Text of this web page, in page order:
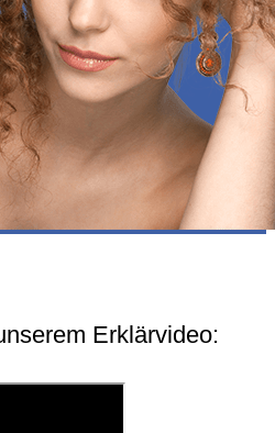
Erklärvideo: